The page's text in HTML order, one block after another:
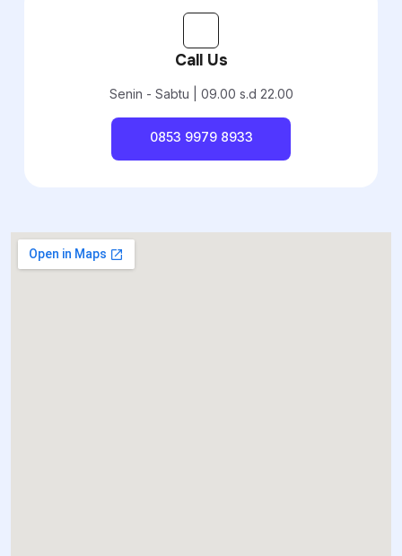
Call Us
Senin - Sabtu | 09.00 s.d 22.00
0853 9979 8933